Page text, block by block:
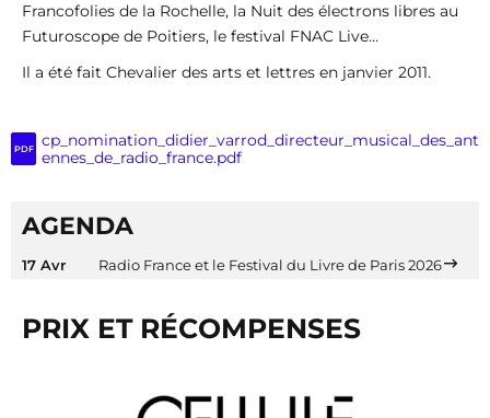
Francofolies de la Rochelle, la Nuit des électrons libres au
Futuroscope de Poitiers, le festival FNAC Live…
Il a été fait Chevalier des arts et lettres en janvier 2011.
PDF
cp_nomination_didier_varrod_directeur_musical_des_ant
ennes_de_radio_france.pdf
AGENDA
17 Avr Radio France et le Festival du Livre de Paris 2026
PRIX ET RÉCOMPENSES